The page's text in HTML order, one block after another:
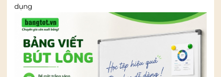
dụng